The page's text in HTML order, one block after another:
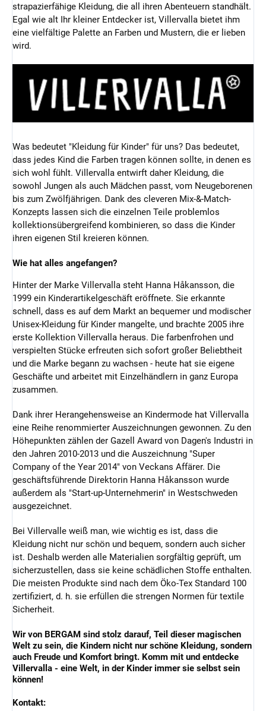
strapazierfähige Kleidung, die all ihren Abenteuern standhält.
Egal wie alt Ihr kleiner Entdecker ist, Villervalla bietet ihm
eine vielfältige Palette an Farben und Mustern, die er lieben
wird.
Was bedeutet "Kleidung für Kinder" für uns? Das bedeutet,
dass jedes Kind die Farben tragen können sollte, in denen es
sich wohl fühlt. Villervalla entwirft daher Kleidung, die
sowohl Jungen als auch Mädchen passt, vom Neugeborenen
bis zum Zwölfjährigen. Dank des cleveren Mix-&-Match-
Konzepts lassen sich die einzelnen Teile problemlos
kollektionsübergreifend kombinieren, so dass die Kinder
ihren eigenen Stil kreieren können.
Wie hat alles angefangen?
Hinter der Marke Villervalla steht Hanna Håkansson, die
1999 ein Kinderartikelgeschäft eröffnete. Sie erkannte
schnell, dass es auf dem Markt an bequemer und modischer
Unisex-Kleidung für Kinder mangelte, und brachte 2005 ihre
erste Kollektion Villervalla heraus. Die farbenfrohen und
verspielten Stücke erfreuten sich sofort großer Beliebtheit
und die Marke begann zu wachsen - heute hat sie eigene
Geschäfte und arbeitet mit Einzelhändlern in ganz Europa
zusammen.
Dank ihrer Herangehensweise an Kindermode hat Villervalla
eine Reihe renommierter Auszeichnungen gewonnen. Zu den
Höhepunkten zählen der Gazell Award von Dagen's Industri in
den Jahren 2010-2013 und die Auszeichnung "Super
Company of the Year 2014" von Veckans Affärer. Die
geschäftsführende Direktorin Hanna Håkansson wurde
außerdem als "Start-up-Unternehmerin" in Westschweden
ausgezeichnet.
Bei Villervalle weiß man, wie wichtig es ist, dass die
Kleidung nicht nur schön und bequem, sondern auch sicher
ist. Deshalb werden alle Materialien sorgfältig geprüft, um
sicherzustellen, dass sie keine schädlichen Stoffe enthalten.
Die meisten Produkte sind nach dem Öko-Tex Standard 100
zertifiziert, d. h. sie erfüllen die strengen Normen für textile
Sicherheit.
Wir von BERGAM sind stolz darauf, Teil dieser magischen
Welt zu sein, die Kindern nicht nur schöne Kleidung, sondern
auch Freude und Komfort bringt. Komm mit und entdecke
Villervalla - eine Welt, in der Kinder immer sie selbst sein
können!
Kontakt: